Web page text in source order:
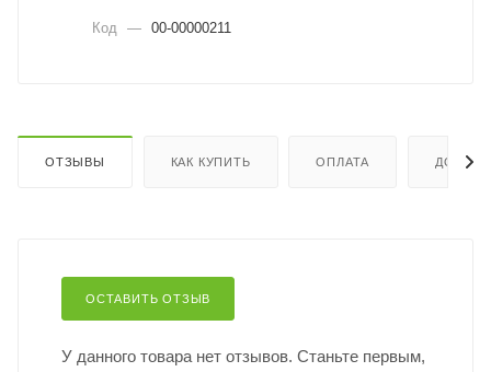
Код — 00-00000211
ОТЗЫВЫ КАК КУПИТЬ ОПЛАТА
ОСТАВИТЬ ОТЗЫВ
У данного товара нет отзывов. Станьте первым,